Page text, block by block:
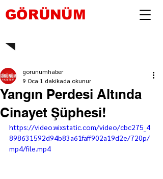
GÖRÜNÜM
Yangın Perdesi Altında
Cinayet Şüphesi!
gorunumhaber
9 Oca 1 dakikada okunur
https://video.wixstatic.com/video/cbc275_4
898631592d94b83a61faff902a19d2e/720p/
mp4/file.mp4